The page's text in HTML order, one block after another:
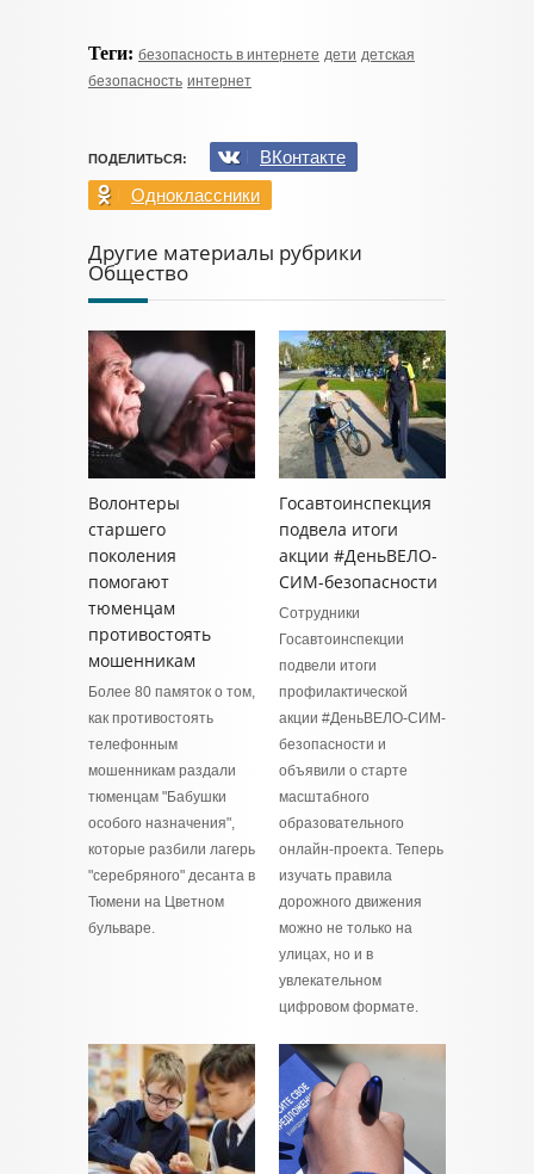
Теги: безопасность в интернете дети детская
безопасность интернет
ПОДЕЛИТЬСЯ:
ВКонтакте
Одноклассники
Другие материалы рубрики
Общество
Волонтеры
старшего
поколения
помогают
тюменцам
противостоять
мошенникам
Более 80 памяток о том,
как противостоять
телефонным
мошенникам раздали
тюменцам "Бабушки
особого назначения",
которые разбили лагерь
"серебряного" десанта в
Тюмени на Цветном
бульваре.
Госавтоинспекция
подвела итоги
акции #ДеньВЕЛО-
СИМ-безопасности
Сотрудники
Госавтоинспекции
подвели итоги
профилактической
акции #ДеньВЕЛО-СИМ-
безопасности и
объявили о старте
масштабного
образовательного
онлайн-проекта. Теперь
изучать правила
дорожного движения
можно не только на
улицах, но и в
увлекательном
цифровом формате.